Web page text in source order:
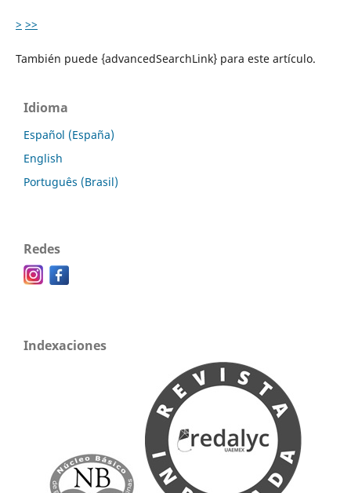
> >>
También puede {advancedSearchLink} para este artículo.
Idioma
Español (España)
English
Português (Brasil)
Redes
Indexaciones